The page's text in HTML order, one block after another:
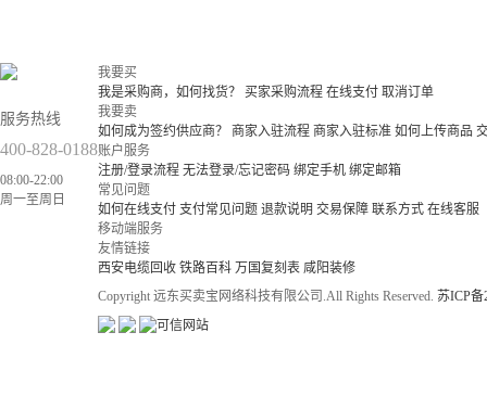
服务热线
400-828-0188
08:00-22:00
周一至周日
我要买
我是采购商，如何找货？
买家采购流程 在线支付 取消订单
我要卖
如何成为签约供应商？
商家入驻流程 商家入驻标准 如何上传商品
账户服务
注册/登录流程 无法登录/忘记密码 绑定手机 绑定邮箱
常见问题
如何在线支付 支付常见问题 退款说明 交易保障 联系方式 在线客服
移动端服务
友情链接
西安电缆回收 铁路百科 万国复刻表 咸阳装修
Copyright 远东买卖宝网络科技有限公司.All Rights Reserved. 苏ICP备